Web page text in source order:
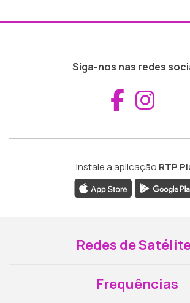
Siga-nos nas redes
Instale a aplicação RTP
Redes de
Frequências